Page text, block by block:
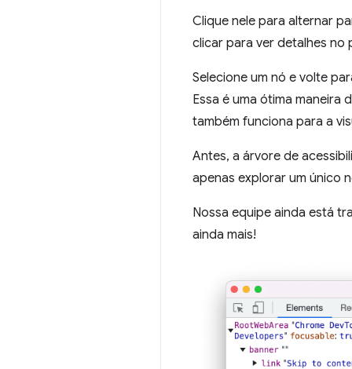
Clique nele para alternar
clicar para ver detalhes no
Selecione um nó e volte
Essa é uma ótima
também funciona para a
Antes, a árvore de
apenas explorar um único
Nossa equipe ainda está
ainda mais!